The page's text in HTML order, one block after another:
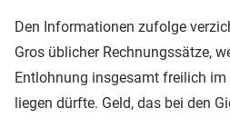
Den Informationen zufolge
Gros üblicher Rechnungssätze,
Entlohnung insgesamt freilich im
liegen dürfte. Geld, das bei den